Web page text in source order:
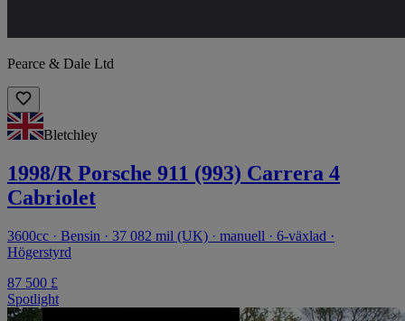
Pearce & Dale Ltd
Bletchley
1998/R Porsche 911 (993) Carrera 4
Cabriolet
3600cc · Bensin · 37 082 mil (UK) · manuell · 6-växlad ·
Högerstyrd
87 500 £
Spotlight